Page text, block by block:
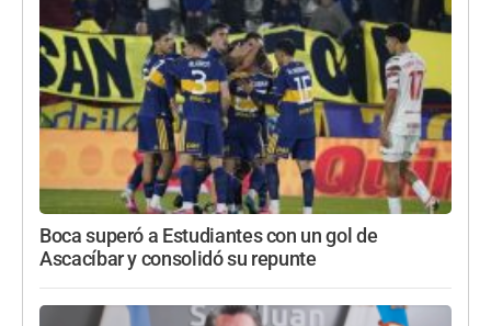
Boca superó a Estudiantes con un gol de
Ascacíbar y consolidó su repunte